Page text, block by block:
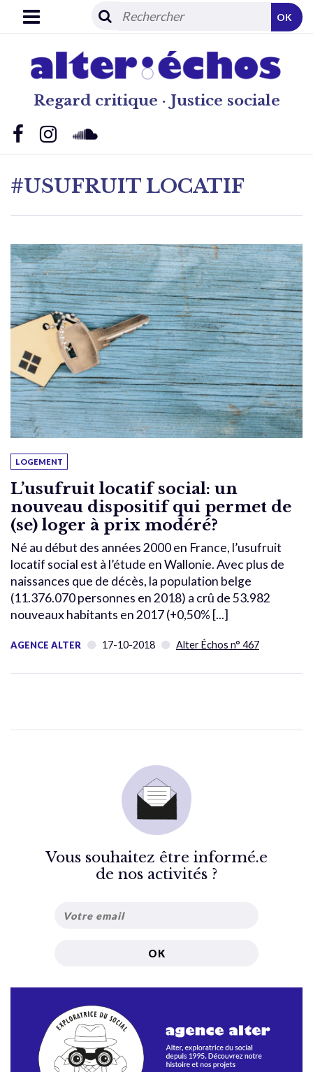
Regard critique · Justice sociale
OK
#USUFRUIT LOCATIF
LOGEMENT
L’usufruit locatif social: un
nouveau dispositif qui permet de
(se) loger à prix modéré?
Né au début des années 2000 en France, l’usufruit
locatif social est à l’étude en Wallonie. Avec plus de
naissances que de décès, la population belge
(11.376.070 personnes en 2018) a crû de 53.982
nouveaux habitants en 2017 (+0,50% [...]
AGENCE ALTER 17-10-2018 Alter Échos n° 467
Vous souhaitez être informé.e
de nos activités ?